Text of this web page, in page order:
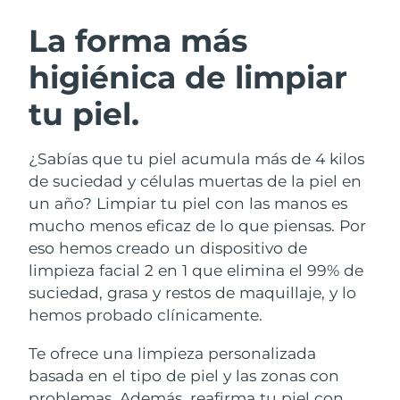
La forma más
higiénica de limpiar
tu piel.
¿Sabías que tu piel acumula más de 4 kilos
de suciedad y células muertas de la piel en
un año? Limpiar tu piel con las manos es
mucho menos eficaz de lo que piensas. Por
eso hemos creado un dispositivo de
limpieza facial 2 en 1 que elimina el 99% de
suciedad, grasa y restos de maquillaje, y lo
hemos probado clínicamente.
Te ofrece una limpieza personalizada
basada en el tipo de piel y las zonas con
Limpieza facial
Anti-aging massage
LUNA™ 4 Plus
Massage, LED heating
LUNA™ 4 Men
Microcurrent toning
BEAR™ 2 go
Microcurrent toning on-the-go
BEAR™ 2 eyes & lips
Hidratación
UFO™ 3 pack
Deep facial hydration
Near-infrared and red light therapy
device
Cuidado bucal
issa™ 4
Hybrid silicone sonic toothbrush
Smart hybrid silicone sonic toothbrush
TRATAMIENTO ANTIEDAD FAQ™
Antiedad Tratamientos LED
NEW
Austria Entrega prevista
Baréin Entrega prevista09/08/2026
Bélgica
Bermudas Entrega prevista14/08/2026
Bosnia y Herzegovina Entrega prevista
Brunéi Entrega prevista
Bulgaria Entrega prevista08/08/2026
Canadá Entrega prevista
Chile Entrega prevista12/08/2026